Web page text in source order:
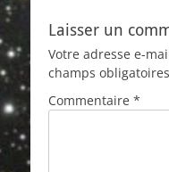
Laisser un
Votre adresse e-
champs
Commentaire *